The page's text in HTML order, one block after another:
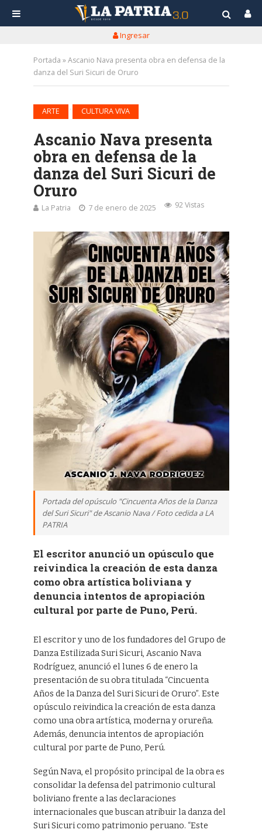
Ingresar
Portada »Ascanio Nava presenta obra en defensa de la
danza del Suri Sicuri de Oruro
ARTE CULTURA VIVA
Ascanio Nava presenta
obra en defensa de la
danza del Suri Sicuri de
Oruro
La Patria 7 de enero de 2025 92 Vistas
Portada del opúsculo "Cincuenta Años de la Danza
del Suri Sicuri" de Ascanio Nava / Foto cedida a LA
PATRIA
El escritor anunció un opúsculo que
reivindica la creación de esta danza
como obra artística boliviana y
denuncia intentos de apropiación
cultural por parte de Puno, Perú.
El escritor y uno de los fundadores del Grupo de
Danza Estilizada Suri Sicuri, Ascanio Nava
Rodríguez, anunció el lunes 6 de enero la
presentación de su obra titulada “Cincuenta
Años de la Danza del Suri Sicuri de Oruro”. Este
opúsculo reivindica la creación de esta danza
como una obra artística, moderna y orureña.
Además, denuncia intentos de apropiación
cultural por parte de Puno, Perú.
Según Nava, el propósito principal de la obra es
consolidar la defensa del patrimonio cultural
boliviano frente a las declaraciones
internacionales que buscan atribuir la danza del
Suri Sicuri como patrimonio peruano. “Este